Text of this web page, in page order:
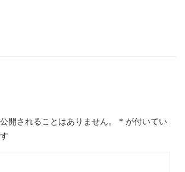
開されることはありません。 * が付いてい